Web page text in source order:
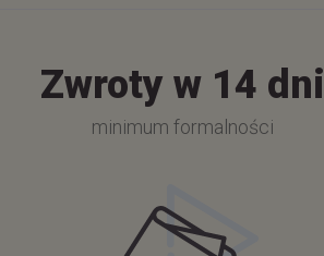
Zwroty w 14 dni
minimum formalności